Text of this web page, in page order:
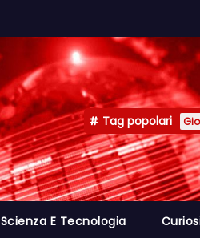
Tag popolari
Scienza E Tecnologia